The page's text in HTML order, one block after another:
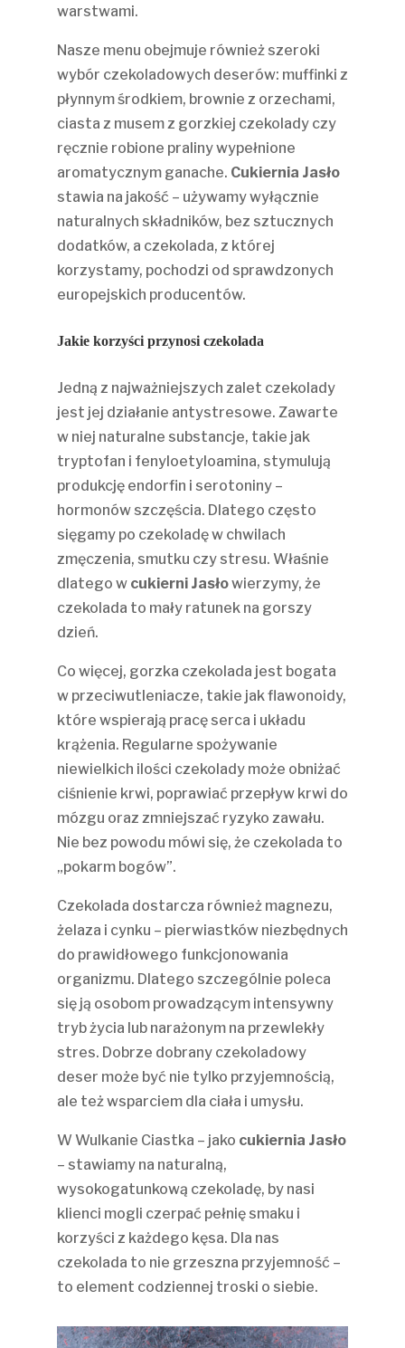
warstwami.
Nasze menu obejmuje również szeroki
wybór czekoladowych deserów: muffinki z
płynnym środkiem, brownie z orzechami,
ciasta z musem z gorzkiej czekolady czy
ręcznie robione praliny wypełnione
aromatycznym ganache. Cukiernia Jasło
stawia na jakość – używamy wyłącznie
naturalnych składników, bez sztucznych
dodatków, a czekolada, z której
korzystamy, pochodzi od sprawdzonych
europejskich producentów.
Jakie korzyści przynosi czekolada
Jedną z najważniejszych zalet czekolady
jest jej działanie antystresowe. Zawarte
w niej naturalne substancje, takie jak
tryptofan i fenyloetyloamina, stymulują
produkcję endorfin i serotoniny –
hormonów szczęścia. Dlatego często
sięgamy po czekoladę w chwilach
zmęczenia, smutku czy stresu. Właśnie
dlatego w cukierni Jasłowierzymy, że
czekolada to mały ratunek na gorszy
dzień.
Co więcej, gorzka czekolada jest bogata
w przeciwutleniacze, takie jak flawonoidy,
które wspierają pracę serca i układu
krążenia. Regularne spożywanie
niewielkich ilości czekolady może obniżać
ciśnienie krwi, poprawiać przepływ krwi do
mózgu oraz zmniejszać ryzyko zawału.
Nie bez powodu mówi się, że czekolada to
„pokarm bogów”.
Czekolada dostarcza również magnezu,
żelaza i cynku – pierwiastków niezbędnych
do prawidłowego funkcjonowania
organizmu. Dlatego szczególnie poleca
się ją osobom prowadzącym intensywny
tryb życia lub narażonym na przewlekły
stres. Dobrze dobrany czekoladowy
deser może być nie tylko przyjemnością,
ale też wsparciem dla ciała i umysłu.
W Wulkanie Ciastka – jako cukiernia Jasło
– stawiamy na naturalną,
wysokogatunkową czekoladę, by nasi
klienci mogli czerpać pełnię smaku i
korzyści z każdego kęsa. Dla nas
czekolada to nie grzeszna przyjemność –
to element codziennej troski o siebie.